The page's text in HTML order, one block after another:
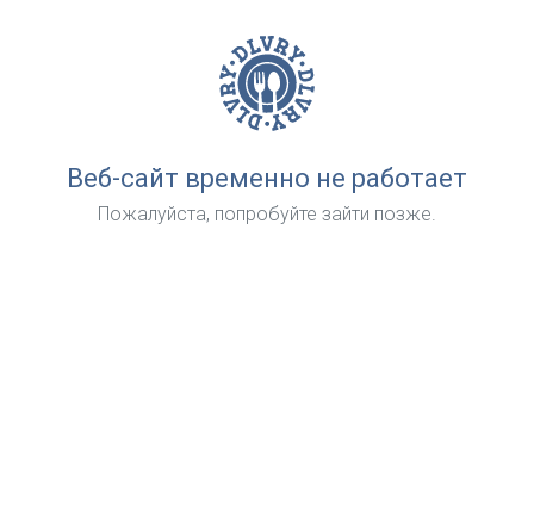
Веб-сайт временно не работает
Пожалуйста, попробуйте зайти позже.